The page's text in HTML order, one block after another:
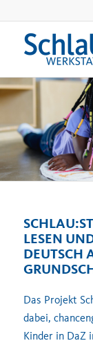
LESEN
DEUTSCH
Das Projekt
dabei,
Kinder in DaZ